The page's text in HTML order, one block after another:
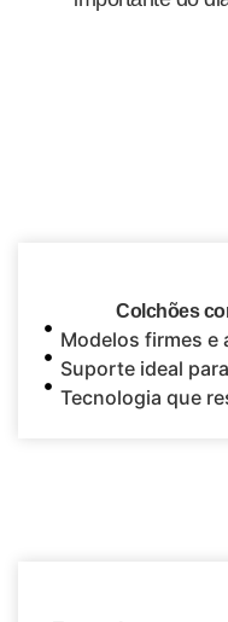
Colchões
Modelos firmes e
Suporte ideal
Tecnologia que